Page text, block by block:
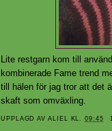
Lite restgarn kom till
kombinerade Fame trend
till hälen för jag tror att det
skaft som omväxling.
UPPLAGD AVALIEL KL.09:45